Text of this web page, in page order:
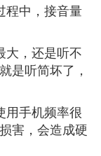
程中，接音量
大，还是听不
是听简坏了，
用手机频率很
害，会造成硬